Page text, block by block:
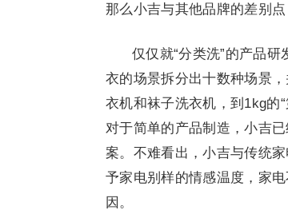
那么小吉与其他品牌的差别
仅仅就“分类洗”的产品
衣的场景拆分出十数种场景
衣机和袜子洗衣机，到1kg的
对于简单的产品制造，小吉
案。不难看出，小吉与传统
予家电别样的情感温度，家
因。